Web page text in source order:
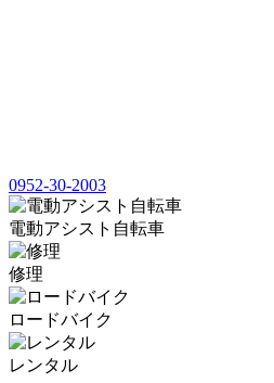
0952-30-2003
電動アシスト自転車
修理
ロードバイク
レンタル